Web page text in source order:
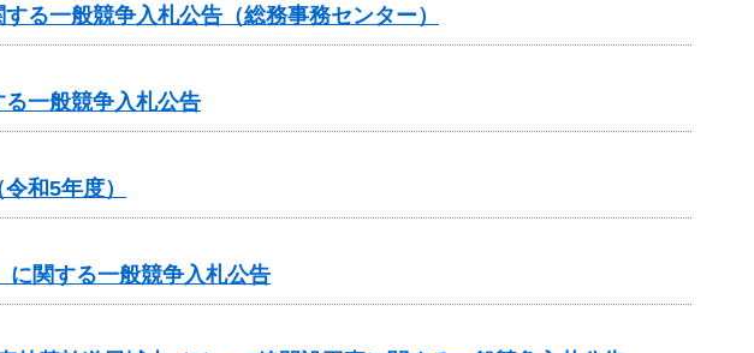
る一般競争入札公告（総務事務センター）
る一般競争入札公告
和5年度）
関する一般競争入札公告